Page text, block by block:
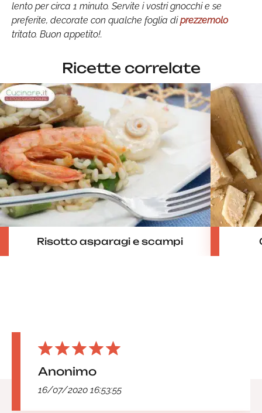
lento per circa 1 minuto. Servite i vostri gnocchi e se
preferite, decorate con qualche foglia diprezzemolo
tritato. Buon appetito!.
Ricette correlate
Risotto asparagi e scampi
Anonimo
16/07/2020 16:53:55